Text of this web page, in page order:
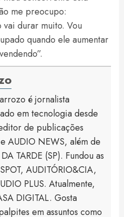
me preocupo:
durar muito. Vou
quando ele aumentar
é jornalista
em tecnologia desde
de publicações
AUDIO NEWS, além de
TARDE (SP). Fundou as
AUDITÓRIO&CIA,
PLUS. Atualmente,
DIGITAL. Gosta
em assuntos como